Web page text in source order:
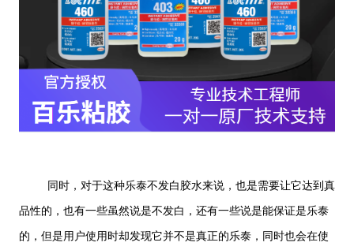
同时，对于这种乐泰不发白胶水来说，也是需要让它达到真
品性的，也有一些虽然说是不发白，还有一些说是能保证是乐泰
的，但是用户使用时却发现它并不是真正的乐泰，同时也会在使